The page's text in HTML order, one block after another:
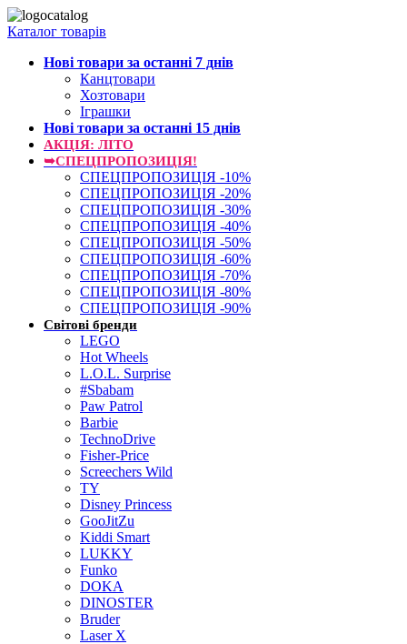
Каталог товарів
Нові товари за останнi 7 днiв
Канцтовари
Хозтовари
Іграшки
Нові товари за останнi 15 днiв
АКЦІЯ: ЛІТО
➥СПЕЦПРОПОЗИЦІЯ!
СПЕЦПРОПОЗИЦІЯ -10%
СПЕЦПРОПОЗИЦІЯ -20%
СПЕЦПРОПОЗИЦІЯ -30%
СПЕЦПРОПОЗИЦІЯ -40%
СПЕЦПРОПОЗИЦІЯ -50%
СПЕЦПРОПОЗИЦІЯ -60%
СПЕЦПРОПОЗИЦІЯ -70%
СПЕЦПРОПОЗИЦІЯ -80%
СПЕЦПРОПОЗИЦІЯ -90%
Світові бренди
LEGO
Hot Wheels
L.O.L. Surprise
#Sbabam
Paw Patrol
Barbie
TechnoDrive
Fisher-Price
Screechers Wild
TY
Disney Princess
GooJitZu
Kiddi Smart
LUKKY
Funko
DOKA
DINOSTER
Bruder
Laser X